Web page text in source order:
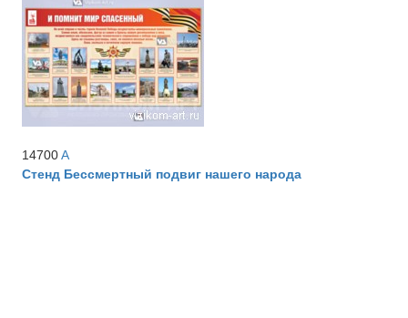
14700A
Стенд Бессмертный подвиг нашего народа